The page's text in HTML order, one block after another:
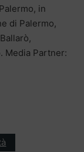
in
di Palermo,
Media Partner: